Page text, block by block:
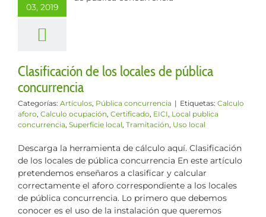
03, 2019
Pública
Clasificación de los locales de pública
concurrencia
Categorías: Artículos, Pública concurrencia | Etiquetas: Calculo
aforo, Calculo ocupación, Certificado, EICI, Local publica
concurrencia, Superficie local, Tramitación, Uso local
Descarga la herramienta de cálculo aquí. Clasificación
de los locales de pública concurrencia En este artículo
pretendemos enseñaros a clasificar y calcular
correctamente el aforo correspondiente a los locales
de pública concurrencia. Lo primero que debemos
conocer es el uso de la instalación que queremos